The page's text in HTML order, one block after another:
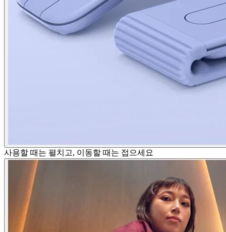
사용할 때는 펼치고, 이동할 때는 접으세요